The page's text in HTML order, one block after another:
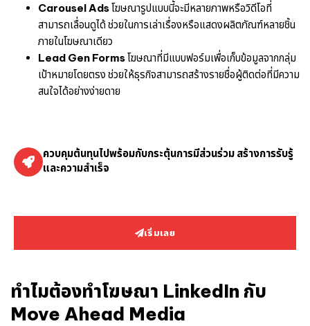
Carousel Adsโฆษณารูปแบบนี้จะมีหลายภาพหรือวิดีโอที่
สามารถเลื่อนดูได้ ช่วยในการเล่าเรื่องหรือแสดงผลิตภัณฑ์หลายชิ้น
ภายในโฆษณาเดียว
Lead Gen Formsโฆษณาที่มีแบบฟอร์มเพื่อเก็บข้อมูลจากกลุ่ม
เป้าหมายโดยตรง ช่วยให้ธุรกิจสามารถสร้างรายชื่อผู้ติดต่อที่มีความ
สนใจได้อย่างง่ายดาย
ควบคุมต้นทุนไปพร้อมกับกระตุ้นการมีส่วนร่วม สร้างการรับรู้
และความสำเร็จ
เริ่มเลย
ทำไมต้องทำโฆษณา LinkedIn กับ
Move Ahead Media